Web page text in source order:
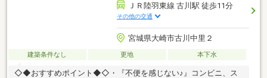
ＪＲ陸羽東線 古川駅 徒歩11分
その他の交通
宮城県大崎市古川中里２
建築条件なし 更地 本下水
◇◆おすすめポイント◆◇・『不便を感じない♪』コンビニ、ス